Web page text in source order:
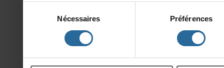
consentement
Nécessaires Préférences